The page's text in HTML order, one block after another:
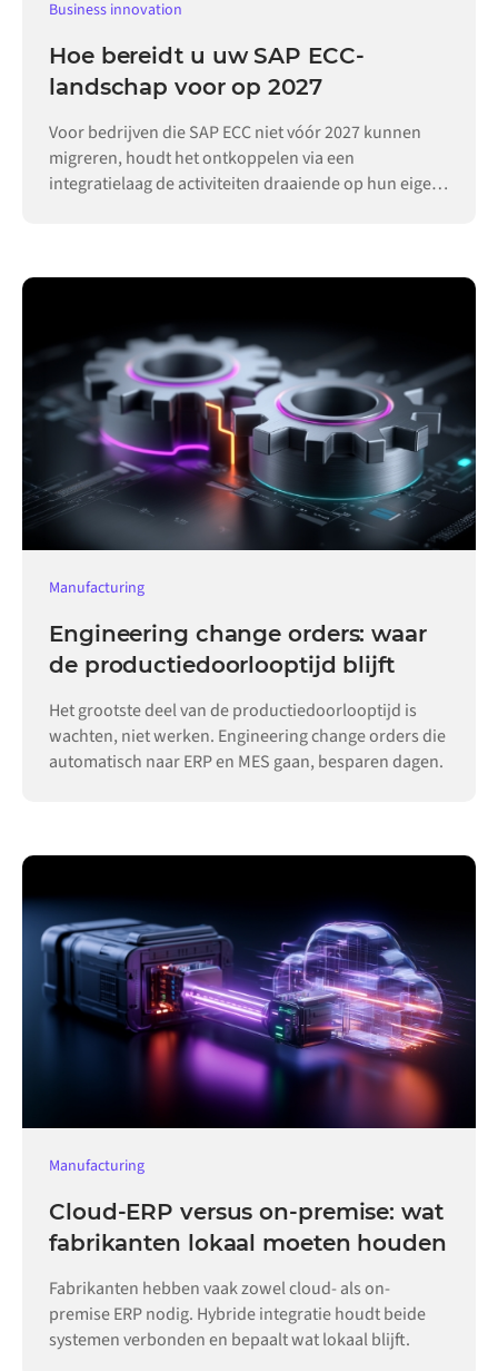
Business innovation
Hoe bereidt u uw SAP ECC-
landschap voor op 2027
Voor bedrijven die SAP ECC niet vóór 2027 kunnen
migreren, houdt het ontkoppelen via een
integratielaag de activiteiten draaiende op hun eigen
Manufacturing
Engineering change orders: waar
de productiedoorlooptijd blijft
Het grootste deel van de productiedoorlooptijd is
wachten, niet werken. Engineering change orders die
automatisch naar ERP en MES gaan, besparen dagen.
Manufacturing
Cloud-ERP versus on-premise: wat
fabrikanten lokaal moeten houden
Fabrikanten hebben vaak zowel cloud- als on-
premise ERP nodig. Hybride integratie houdt beide
systemen verbonden en bepaalt wat lokaal blijft.